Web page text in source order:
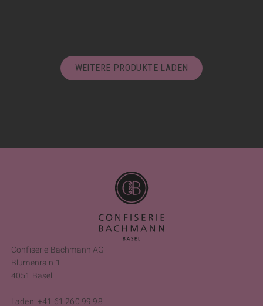
WEITERE PRODUKTE LADEN
Confiserie Bachmann AG
Blumenrain 1
4051 Basel
Laden:+41 61 260 99 98